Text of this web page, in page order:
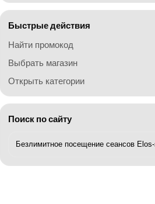
Быстрые действия
Найти промокод
Выбрать магазин
Открыть категории
Поиск по сайту